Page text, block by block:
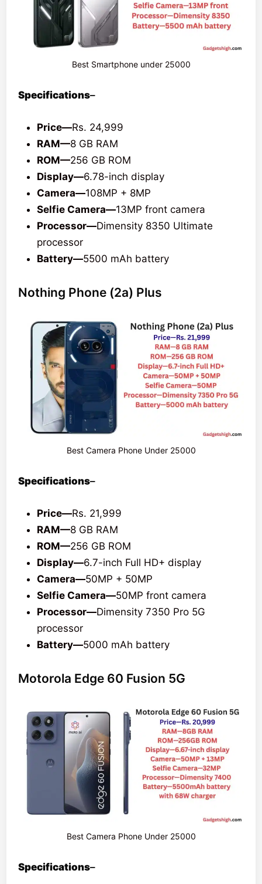
Best Smartphone under 25000
Specifications–
Price—Rs. 24,999
RAM—8 GB RAM
ROM—256 GB ROM
Display—6.78-inch display
Camera—108MP + 8MP
Selfie Camera—13MP front camera
Processor—Dimensity 8350 Ultimate
processor
Battery—5500 mAh battery
Nothing Phone (2a) Plus
Best Camera Phone Under 25000
Specifications–
Price—Rs. 21,999
RAM—8 GB RAM
ROM—256 GB ROM
Display—6.7-inch Full HD+ display
Camera—50MP + 50MP
Selfie Camera—50MP front camera
Processor—Dimensity 7350 Pro 5G
processor
Battery—5000 mAh battery
Motorola Edge 60 Fusion 5G
Best Camera Phone Under 25000
Specifications–